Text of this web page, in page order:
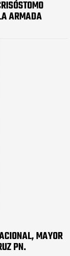
ARMADA
MAYOR
PN.